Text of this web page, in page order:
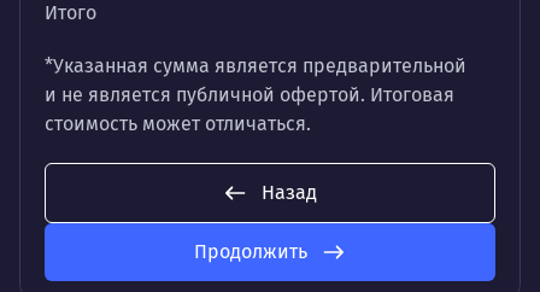
Итого
*Указанная сумма является предварительной
и не является публичной офертой. Итоговая
стоимость может отличаться.
Назад
Продолжить